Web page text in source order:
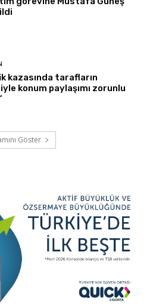
kazasında tarafların
konum paylaşımı zorunlu
Göster